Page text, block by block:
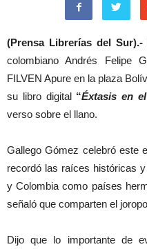
(Prensa Librerías del Sur).-
colombiano Andrés Felipe
FILVEN Apure en la plaza
su libro digital “Éxtasis en
verso sobre el llano.
Gallego Gómez celebró este
recordó las raíces históricas
y Colombia como países
señaló que comparten el
Dijo que lo importante de